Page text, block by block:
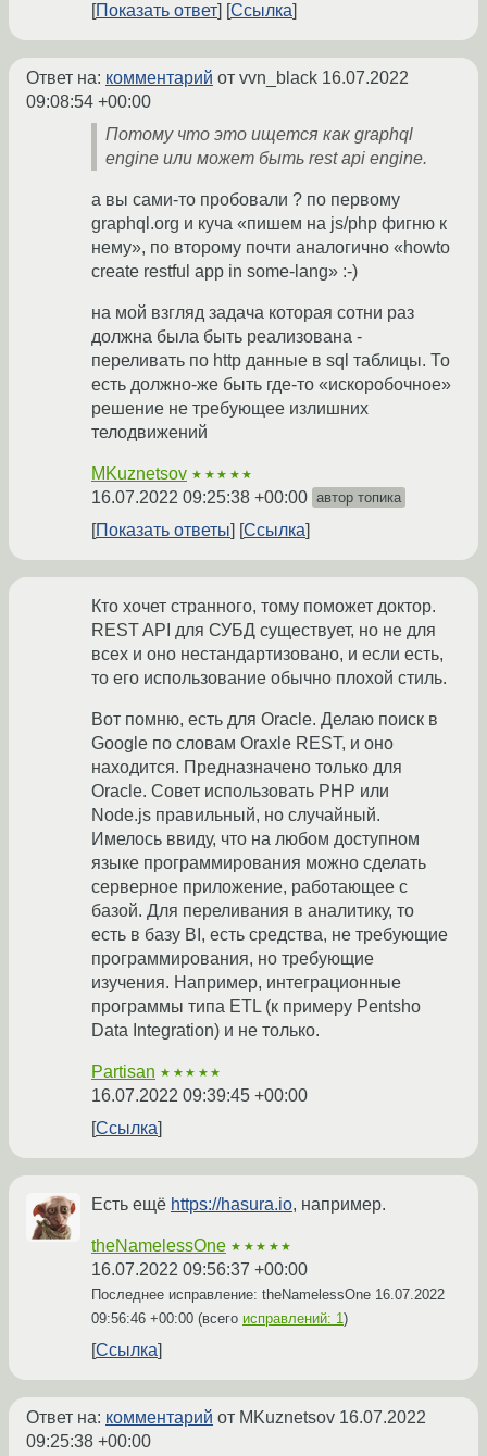
Показать ответ
Ссылка
Ответ на: комментарий от vvn_black 16.07.2022
09:08:54 +00:00
Потому что это ищется как graphql
engine или может быть rest api engine.
а вы сами-то пробовали ? по первому
graphql.org и куча «пишем на js/php фигню к
нему», по второму почти аналогично «howto
create restful app in some-lang» :-)
на мой взгляд задача которая сотни раз
должна была быть реализована -
переливать по http данные в sql таблицы. То
есть должно-же быть где-то «искоробочное»
решение не требующее излишних
телодвижений
MKuznetsov ★★★★★
16.07.2022 09:25:38 +00:00 автор топика
Показать ответы Ссылка
Кто хочет странного, тому поможет доктор.
REST API для СУБД существует, но не для
всех и оно нестандартизовано, и если есть,
то его использование обычно плохой стиль.
Вот помню, есть для Oracle. Делаю поиск в
Google по словам Oraxle REST, и оно
находится. Предназначено только для
Oracle. Совет использовать PHP или
Node.js правильный, но случайный.
Имелось ввиду, что на любом доступном
языке программирования можно сделать
серверное приложение, работающее с
базой. Для переливания в аналитику, то
есть в базу BI, есть средства, не требующие
программирования, но требующие
изучения. Например, интеграционные
программы типа ETL (к примеру Pentsho
Data Integration) и не только.
Partisan ★★★★★
16.07.2022 09:39:45 +00:00
Ссылка
Есть ещё https://hasura.io, например.
theNamelessOne ★★★★★
16.07.2022 09:56:37 +00:00
Последнее исправление: theNamelessOne 16.07.2022
09:56:46 +00:00 (всего исправлений: 1)
Ссылка
Ответ на: комментарий от MKuznetsov 16.07.2022
09:25:38 +00:00